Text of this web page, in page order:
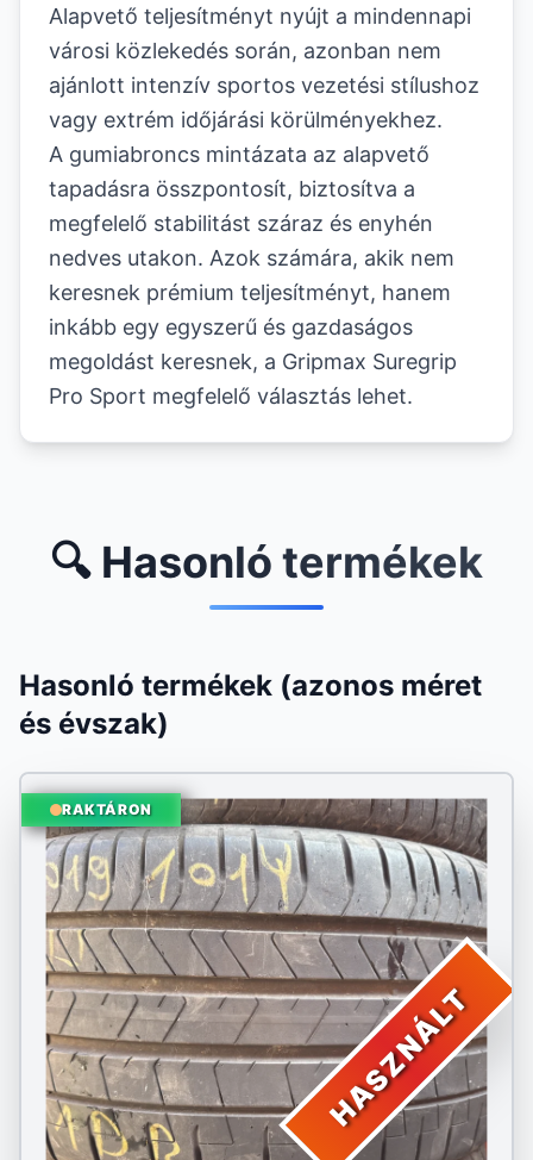
Alapvető teljesítményt nyújt a mindennapi
városi közlekedés során, azonban nem
ajánlott intenzív sportos vezetési stílushoz
vagy extrém időjárási körülményekhez.
A gumiabroncs mintázata az alapvető
tapadásra összpontosít, biztosítva a
megfelelő stabilitást száraz és enyhén
nedves utakon. Azok számára, akik nem
keresnek prémium teljesítményt, hanem
inkább egy egyszerű és gazdaságos
megoldást keresnek, a Gripmax Suregrip
Pro Sport megfelelő választás lehet.
🔍 Hasonló termékek
Hasonló termékek (azonos méret
és évszak)
HASZNÁLT
RAKTÁRON